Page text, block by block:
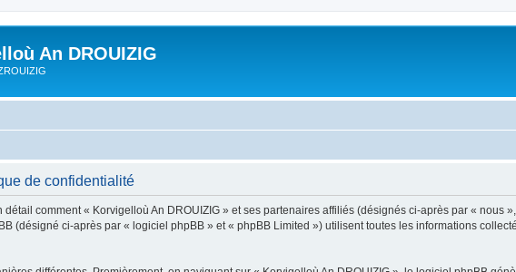
An DROUIZIG
de confidentialité
comment « Korvigelloù An DROUIZIG » et ses partenaires affiliés (désignés ci-après par « nous
(désigné ci-après par « logiciel phpBB » et « phpBB Limited ») utilisent toutes les informations